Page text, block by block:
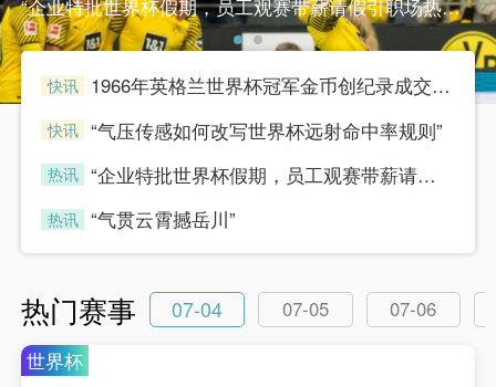
“企业特批世界杯假期，员工观赛带薪请假引职场热议”“企业特批世界杯假期，员工观赛带薪请假引职场热议”
快讯
1966年英格兰世界杯冠军金币创纪录成交，足球收藏热潮持续升温
快讯 “气压传感如何改写世界杯远射命中率规则”
热讯
“企业特批世界杯假期，员工观赛带薪请假引职场热议”
热讯 “气贯云霄撼岳川”
热门赛事 07-04 07-05
07-06
世界杯